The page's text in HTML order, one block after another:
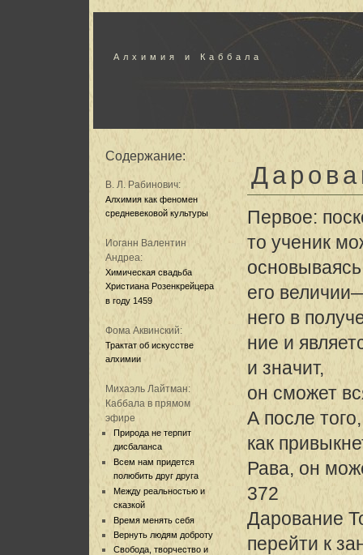
Алхимия и Каббала
Содержание:
В. Л. Рабинович:
Алхимия как феномен
средневековой культуры
Иоганн Валентин
Андреа:
Химическая свадьба
Христиана Розенкрейцера
в году 1459
Фома Аквинский:
Трактат об искусстве
алхимии
Михаэль Лайтман:
Каббала в прямом
эфире
Природа не терпит
дисбаланса
Всем нам придется
полюбить друг друга
Между реальностью и
сказкой
Время менять себя
Вернуть людям доброту
Свобода, творчество и
Первое:
то ученик
его
него в
ние и
и значит,
он сможет
А после того,
как
Рава, он
372
Дарование
перейти к